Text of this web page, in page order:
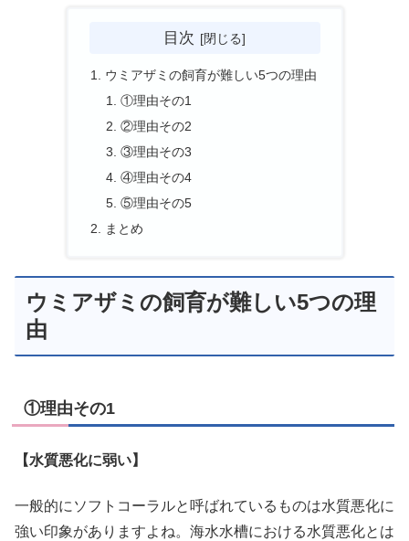
目次
ウミアザミの飼育が難しい5つの理由
①理由その1
②理由その2
③理由その3
④理由その4
⑤理由その5
まとめ
ウミアザミの飼育が難しい5つの理
由
①理由その1
【水質悪化に弱い】
一般的にソフトコーラルと呼ばれているものは水質悪化に
強い印象がありますよね。海水水槽における水質悪化とは